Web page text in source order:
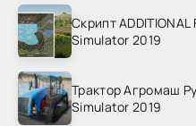
Скрипт ADDITIONAL
Simulator 2019
Трактор Агромаш
Simulator 2019